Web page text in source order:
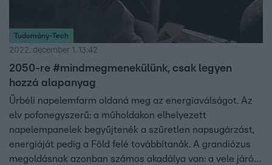
Tudomány-Tech
2022. december 1. 13:42
2050-re #mindmegmenekülünk, csak legyen
hozzá alapanyag
Űrbéli napelemfarm oldaná meg az energiaválságot. Az
elv pofonegyszerű: a műholdakon elhelyezett
napelempanelek begyűjtenék a szűretlen napsugárzást,
energiáját pedig a Föld felé továbbítanák. A grandiózus
megoldásnak azonban számos akadálya van: a vele járó